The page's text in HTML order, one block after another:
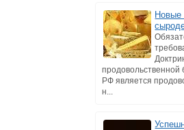
Новые
продовольственной
РФ является
н...